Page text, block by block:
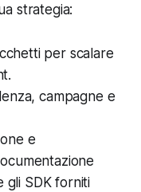
strategia:
per scalare
campagne e
e
gli SDK forniti